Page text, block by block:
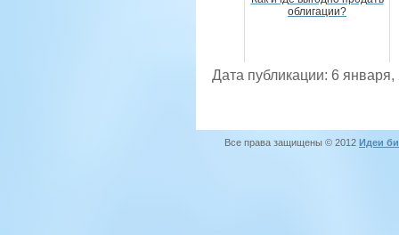
облигации?
Дата публикации: 6 января,
Все права защищены © 2012 Идеи